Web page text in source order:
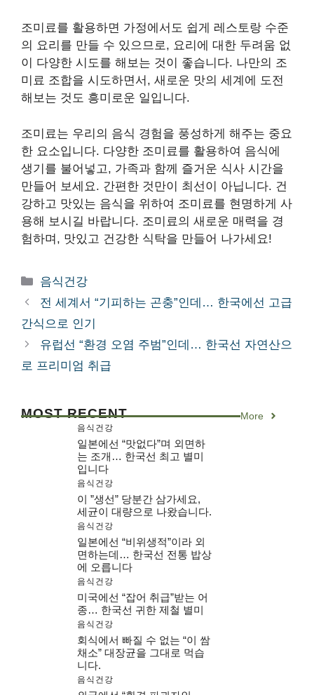
조미료를 활용하면 가정에서도 쉽게 레스토랑 수준
의 요리를 만들 수 있으므로, 요리에 대한 두려움 없
이 다양한 시도를 해보는 것이 좋습니다. 나만의 조
미료 조합을 시도하면서, 새로운 맛의 세계에 도전
해보는 것도 흥미로운 일입니다.
조미료는 우리의 음식 경험을 풍성하게 해주는 중요
한 요소입니다. 다양한 조미료를 활용하여 음식에
생기를 불어넣고, 가족과 함께 즐거운 식사 시간을
만들어 보세요. 간편한 것만이 최선이 아닙니다. 건
강하고 맛있는 음식을 위하여 조미료를 현명하게 사
용해 보시길 바랍니다. 조미료의 새로운 매력을 경
험하며, 맛있고 건강한 식탁을 만들어 나가세요!
카
테
리
음식건강
전 세계서 “기피하는 곤충”인데… 한국에선 고급
간식으로 인기
유럽선 “환경 오염 주범”인데… 한국선 자연산으
로 프리미엄 취급
MOST RECENT More
음식건강
일본에선 “맛없다”며 외면하
는 조개… 한국선 최고 별미
입니다
음식건강
이 ”생선” 당분간 삼가세요,
세균이 대량으로 나왔습니다.
음식건강
일본에선 “비위생적”이라 외
면하는데… 한국선 전통 밥상
에 오릅니다
음식건강
미국에선 “잡어 취급”받는 어
종… 한국선 귀한 제철 별미
음식건강
회식에서 빠질 수 없는 “이 쌈
채소” 대장균을 그대로 먹습
니다.
음식건강